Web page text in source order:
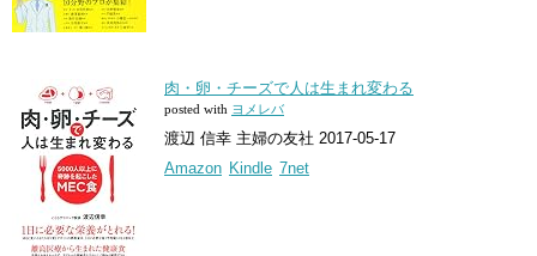
肉・卵・チーズで人は生まれ変わる
posted with ヨメレバ
渡辺 信幸 主婦の友社 2017-05-17
Amazon Kindle 7net